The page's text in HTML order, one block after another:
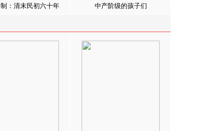
：清末民初六十年 中产阶级的孩子们